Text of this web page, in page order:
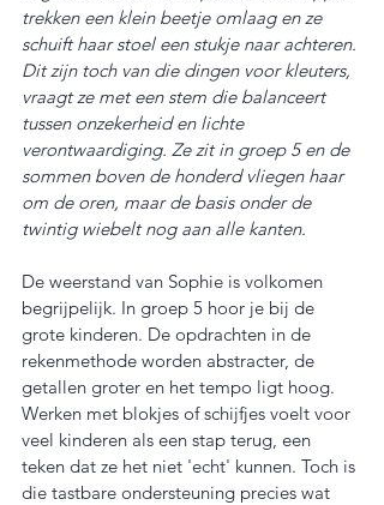
trekken een klein beetje omlaag en ze
schuift haar stoel een stukje naar achteren.
Dit zijn toch van die dingen voor kleuters,
vraagt ze met een stem die balanceert
tussen onzekerheid en lichte
verontwaardiging. Ze zit in groep 5 en de
sommen boven de honderd vliegen haar
om de oren, maar de basis onder de
twintig wiebelt nog aan alle kanten.
De weerstand van Sophie is volkomen
begrijpelijk. In groep 5 hoor je bij de
grote kinderen. De opdrachten in de
rekenmethode worden abstracter, de
getallen groter en het tempo ligt hoog.
Werken met blokjes of schijfjes voelt voor
veel kinderen als een stap terug, een
teken dat ze het niet 'echt' kunnen. Toch is
die tastbare ondersteuning precies wat